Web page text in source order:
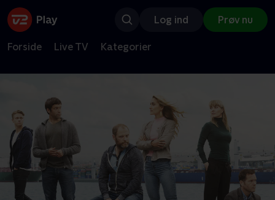
Log ind Prøv nu
Forside Live TV Kategorier